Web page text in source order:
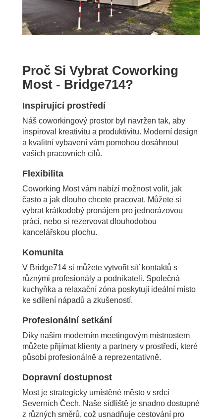
Proč Si Vybrat Coworking
Most - Bridge714?
Inspirující prostředí
Náš coworkingový prostor byl navržen tak, aby
inspiroval kreativitu a produktivitu. Moderní design
a kvalitní vybavení vám pomohou dosáhnout
vašich pracovních cílů.
Flexibilita
Coworking Most vám nabízí možnost volit, jak
často a jak dlouho chcete pracovat. Můžete si
vybrat krátkodobý pronájem pro jednorázovou
práci, nebo si rezervovat dlouhodobou
kancelářskou plochu.
Komunita
V Bridge714 si můžete vytvořit síť kontaktů s
různými profesionály a podnikateli. Společná
kuchyňka a relaxační zóna poskytují ideální místo
ke sdílení nápadů a zkušeností.
Profesionální setkání
Díky našim moderním meetingovým místnostem
můžete přijímat klienty a partnery v prostředí, které
působí profesionálně a reprezentativně.
Dopravní dostupnost
Most je strategicky umístěné město v srdci
Severních Čech. Naše sídliště je snadno dostupné
z různých směrů, což usnadňuje cestování pro